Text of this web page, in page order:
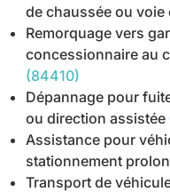
de chaussée ou voie
Remorquage vers
concessionnaire au
(84410)
Dépannage pour
ou direction assistée
Assistance pour
stationnement
Transport de